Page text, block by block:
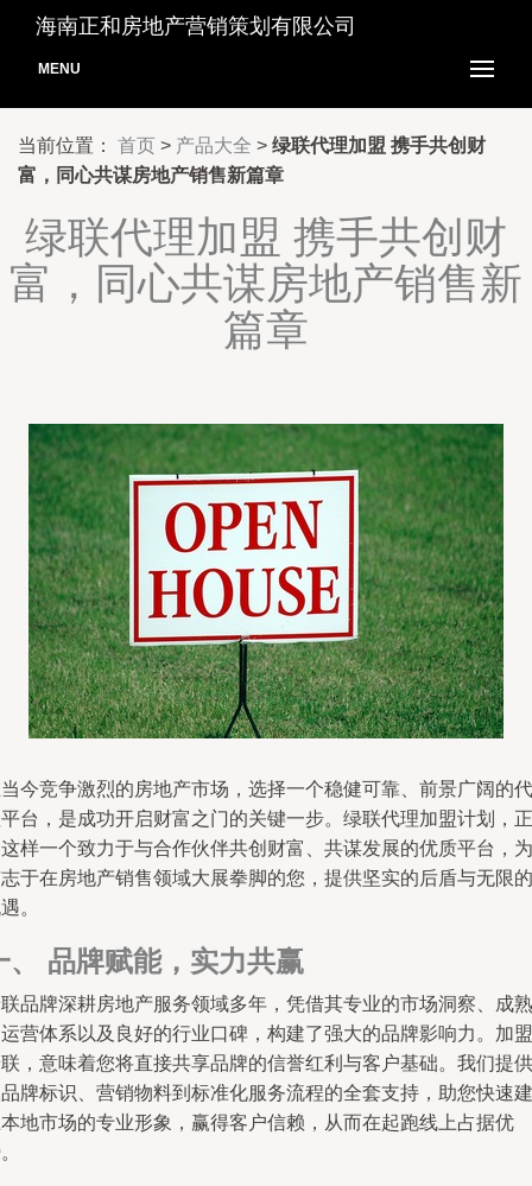
海南正和房地产营销策划有限公司
MENU
当前位置： 首页 > 产品大全 > 绿联代理加盟 携手共创财
富，同心共谋房地产销售新篇章
绿联代理加盟 携手共创财
富，同心共谋房地产销售新
篇章
今竞争激烈的房地产市场，选择一个稳健可靠、前景广阔的代
台，是成功开启财富之门的关键一步。绿联代理加盟计划，正
样一个致力于与合作伙伴共创财富、共谋发展的优质平台，为
于在房地产销售领域大展拳脚的您，提供坚实的后盾与无限的
。
、 品牌赋能，实力共赢
品牌深耕房地产服务领域多年，凭借其专业的市场洞察、成熟
营体系以及良好的行业口碑，构建了强大的品牌影响力。加盟
，意味着您将直接共享品牌的信誉红利与客户基础。我们提供
牌标识、营销物料到标准化服务流程的全套支持，助您快速建
地市场的专业形象，赢得客户信赖，从而在起跑线上占据优